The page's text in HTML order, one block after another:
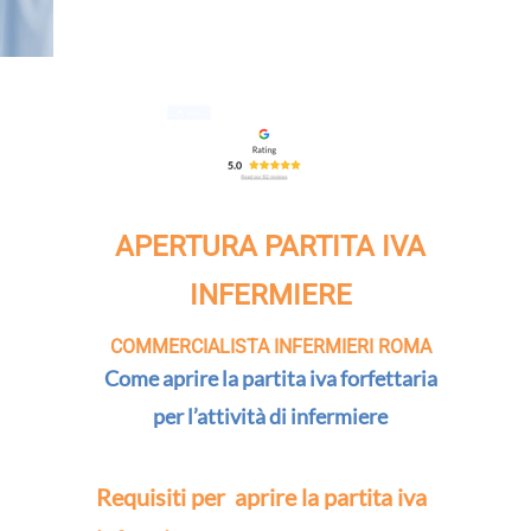
APERTURA PARTITA IVA
INFERMIERE
COMMERCIALISTA INFERMIERI ROMA
Come aprire la partita iva forfettaria
per l’attività di infermiere
Requisiti per aprire la partita iva